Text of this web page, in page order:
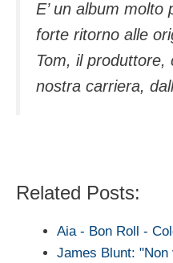
E’ un album
forte ritorno alle
Tom, il
nostra carriera,
Related Posts:
Aia - Bon Roll -
James Blunt: